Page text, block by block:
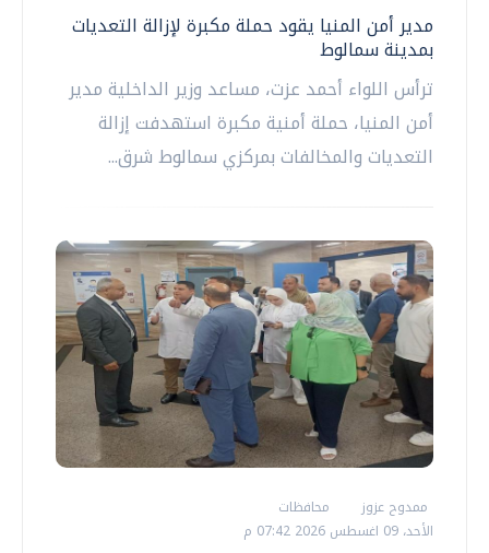
مدير أمن المنيا يقود حملة مكبرة لإزالة التعديات
بمدينة سمالوط
ترأس اللواء أحمد عزت، مساعد وزير الداخلية مدير
أمن المنيا، حملة أمنية مكبرة استهدفت إزالة
التعديات والمخالفات بمركزي سمالوط شرق...
ممدوح عزوز
محافظات
الأحد، 09 اغسطس 2026 07:42 م